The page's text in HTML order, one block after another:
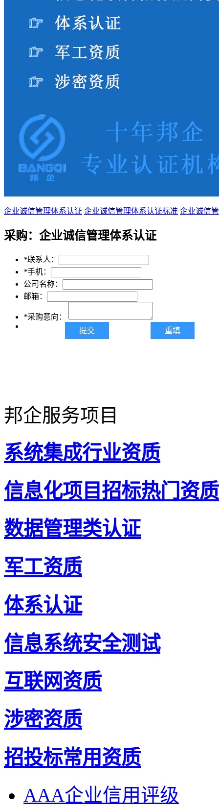
企业诚信管理体系认证 企业诚信管理体系认证标准 企业诚信
采购： 企业诚信管理体系认证
*联系人：
*手机：
公司名称：
邮箱：
*采购意向：
提交
重填
邦企服务项目
系统集成行业资质
信息化项目招标热门资质
数据管理类认证
军工资质
体系认证
信息系统安全测试
互联网资质
涉密资质
招投标常用资质
AAA企业信用评级